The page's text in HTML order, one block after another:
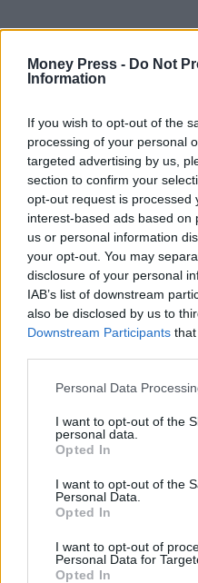
Money Press - Do Not
Information
If you wish to opt-out of the
processing of your personal
targeted advertising by us,
section to confirm your
opt-out request is processed
interest-based ads based on
us or personal information
your opt-out. You may
disclosure of your personal
IAB’s list of downstream
also be disclosed by us to
Downstream Participants
Personal Data
I want to opt-out of the
personal data.
Opted In
I want to opt-out of the
Personal Data.
Opted In
I want to opt-out of
Personal Data for
Opted In